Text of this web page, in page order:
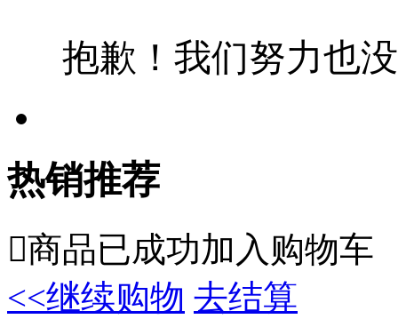
抱歉！我们努力也
热销推荐
商品已成功加入购物车
<<继续购物 去结算